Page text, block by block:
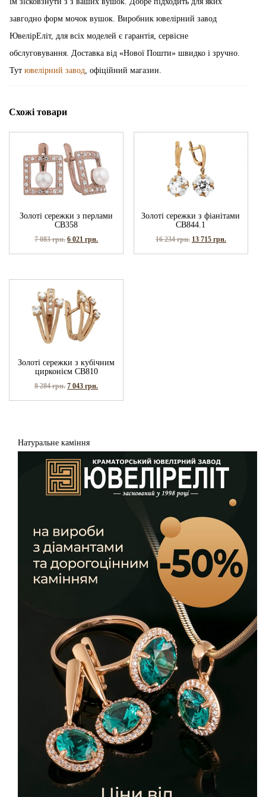
завгодно форм мочок вушок. Виробник ювелірний завод
ЮвелірЕліт, для всіх моделей є гарантія, сервісне
обслуговування. Доставка від «Нової Пошти» швидко і зручно.
Тут ювелірний завод , офіційний магазин.
Схожі товари
Золоті сережки з перлами
СВ358
7 083грн. 6 021грн.
Золоті сережки з фіанітами
СВ844.1
16 234грн. 13 715 грн.
Золоті сережки з кубічним
цирконієм СВ810
8 284грн. 7 043грн.
Натуральне каміння